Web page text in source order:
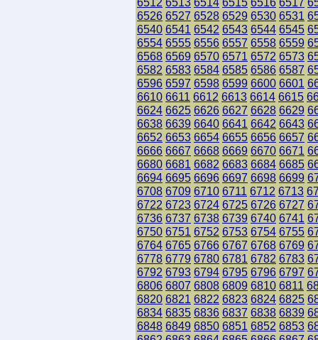
6526 6527 6528 6529 6530 6531
6540 6541 6542 6543 6544 6545
6554 6555 6556 6557 6558 6559
6568 6569 6570 6571 6572 6573
6582 6583 6584 6585 6586 6587
6596 6597 6598 6599 6600 6601
6610 6611 6612 6613 6614 6615
6624 6625 6626 6627 6628 6629
6638 6639 6640 6641 6642 6643
6652 6653 6654 6655 6656 6657
6666 6667 6668 6669 6670 6671
6680 6681 6682 6683 6684 6685
6694 6695 6696 6697 6698 6699
6708 6709 6710 6711 6712 6713
6722 6723 6724 6725 6726 6727
6736 6737 6738 6739 6740 6741
6750 6751 6752 6753 6754 6755
6764 6765 6766 6767 6768 6769
6778 6779 6780 6781 6782 6783
6792 6793 6794 6795 6796 6797
6806 6807 6808 6809 6810 6811
6820 6821 6822 6823 6824 6825
6834 6835 6836 6837 6838 6839
6848 6849 6850 6851 6852 6853